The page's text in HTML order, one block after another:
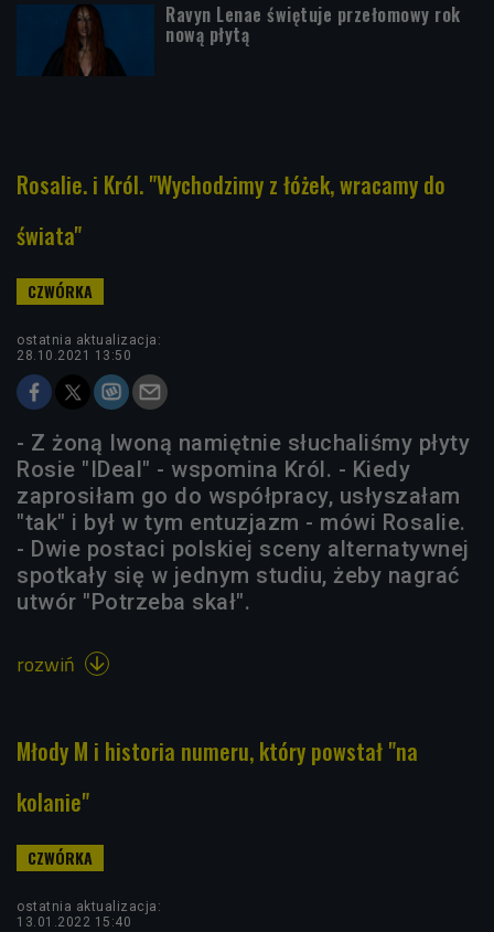
Ravyn Lenae świętuje przełomowy rok
nową płytą
Rosalie. i Król. "Wychodzimy z łóżek, wracamy do
świata"
ostatnia aktualizacja:
28.10.2021 13:50
- Z żoną Iwoną namiętnie słuchaliśmy płyty
Rosie "IDeal" - wspomina Król. - Kiedy
zaprosiłam go do współpracy, usłyszałam
"tak" i był w tym entuzjazm - mówi Rosalie.
- Dwie postaci polskiej sceny alternatywnej
spotkały się w jednym studiu, żeby nagrać
utwór "Potrzeba skał".
rozwiń 
Młody M i historia numeru, który powstał "na
kolanie"
ostatnia aktualizacja:
13.01.2022 15:40